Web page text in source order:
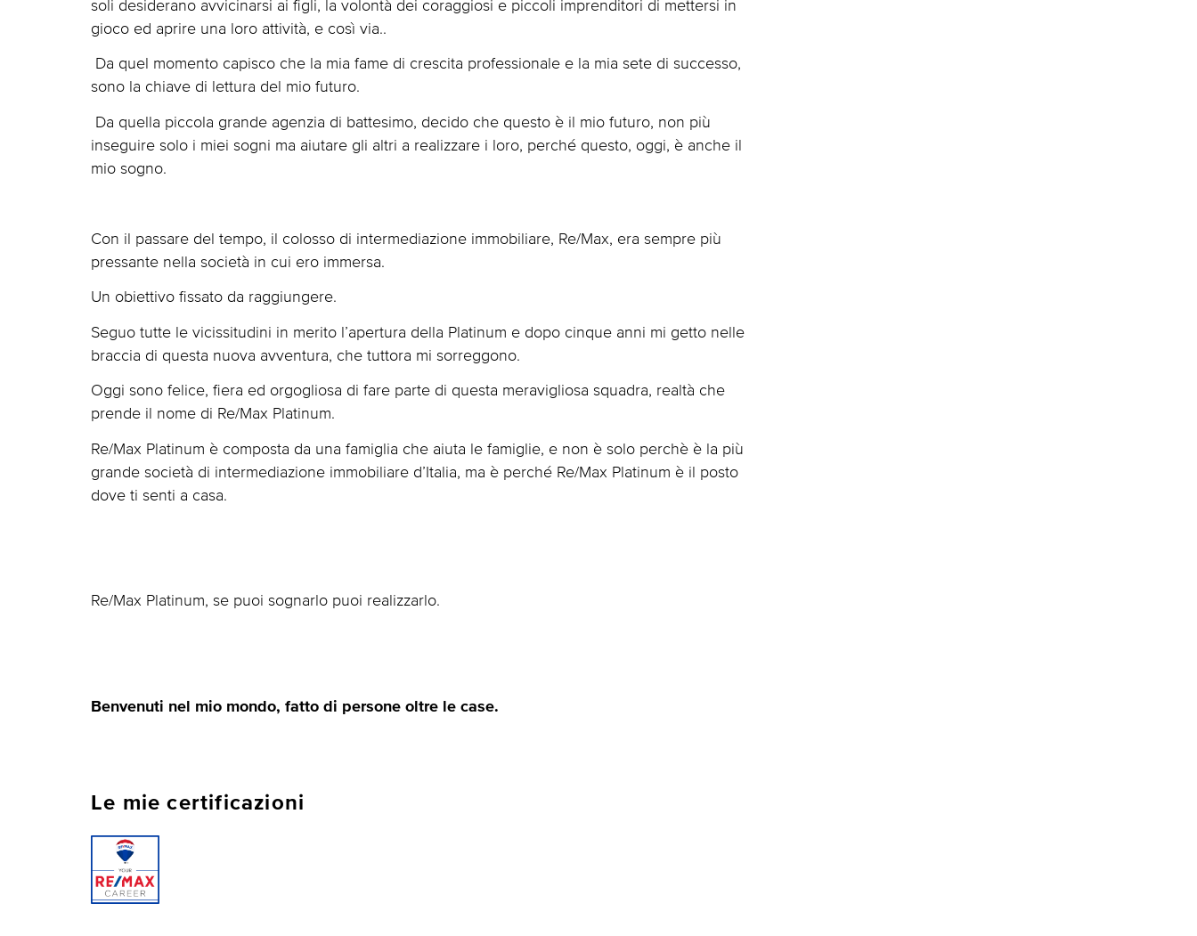
soli desiderano avvicinarsi ai figli, la volontà dei coraggiosi e piccoli imprenditori di mettersi in
gioco ed aprire una loro attività, e così via..
Da quel momento capisco che la mia fame di crescita professionale e la mia sete di successo,
sono la chiave di lettura del mio futuro.
Da quella piccola grande agenzia di battesimo, decido che questo è il mio futuro, non più
inseguire solo i miei sogni ma aiutare gli altri a realizzare i loro, perché questo, oggi, è anche il
mio sogno.
Con il passare del tempo, il colosso di intermediazione immobiliare, Re/Max, era sempre più
pressante nella società in cui ero immersa.
Un obiettivo fissato da raggiungere.
Seguo tutte le vicissitudini in merito l’apertura della Platinum e dopo cinque anni mi getto nelle
braccia di questa nuova avventura, che tuttora mi sorreggono.
Oggi sono felice, fiera ed orgogliosa di fare parte di questa meravigliosa squadra, realtà che
prende il nome di Re/Max Platinum.
Re/Max Platinum è composta da una famiglia che aiuta le famiglie, e non è solo perchè è la più
grande società di intermediazione immobiliare d’Italia, ma è perché Re/Max Platinum è il posto
dove ti senti a casa.
Re/Max Platinum, se puoi sognarlo puoi realizzarlo.
Benvenuti nel mio mondo, fatto di persone oltre le case.
Le mie certificazioni